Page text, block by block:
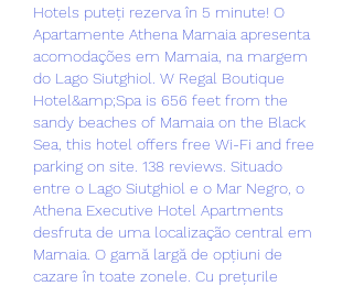
Hotels puteți rezerva în 5 minute! O
Apartamente Athena Mamaia apresenta
acomodações em Mamaia, na margem
do Lago Siutghiol. W Regal Boutique
Hotel&amp;Spa is 656 feet from the
sandy beaches of Mamaia on the Black
Sea, this hotel offers free Wi-Fi and free
parking on site. 138 reviews. Situado
entre o Lago Siutghiol e o Mar Negro, o
Athena Executive Hotel Apartments
desfruta de uma localização central em
Mamaia. O gamă largă de opțiuni de
cazare în toate zonele. Cu prețurile